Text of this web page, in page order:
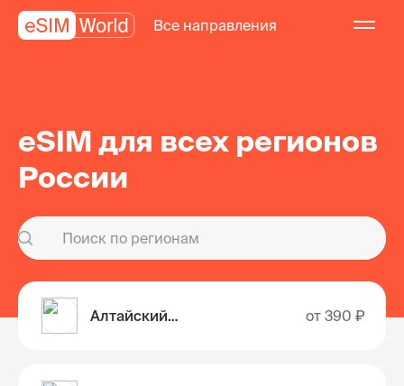
Все направления
eSIM для всех регионов
России
Алтайский край от 390 ₽